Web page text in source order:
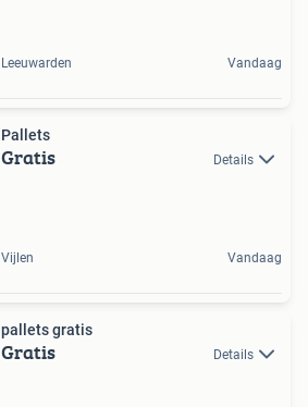
Leeuwarden Vandaag
Pallets
Gratis Details
Vijlen Vandaag
pallets gratis
Gratis Details